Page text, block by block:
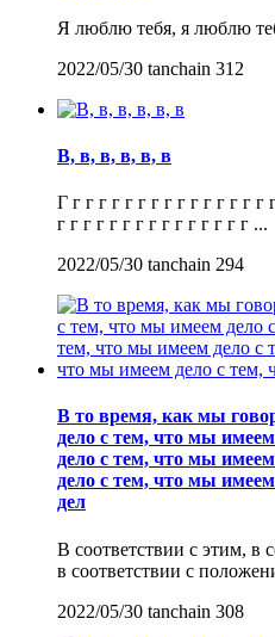
Я люблю тебя, я люблю
2022/05/30 tanchain 312
В, в, в, в, в, в
Г г г г г г г г г г г г г г г г
г г г г г г г г г г г г г г г ...
2022/05/30 tanchain 294
В то время, как мы
дело с тем, что мы
дело с тем, что мы
дело с тем, что мы
дел
В соответствии с этим, в
в соответствии с
2022/05/30 tanchain 308